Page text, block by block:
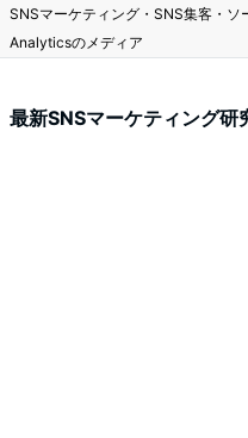
SNSマーケティング・SNS集客・
Analyticsのメディア
最新SNSマーケティング